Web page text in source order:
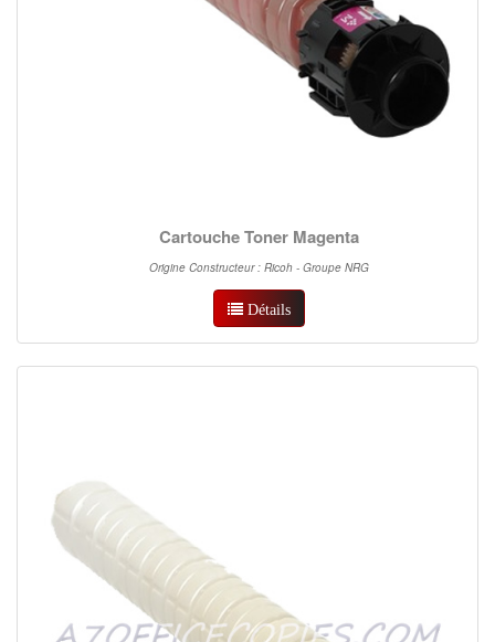
Cartouche Toner Magenta
Origine Constructeur : Ricoh - Groupe NRG
Détails